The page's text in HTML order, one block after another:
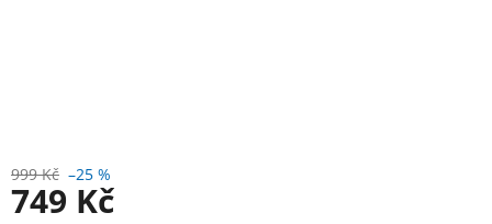
999 Kč –25 %
749 Kč